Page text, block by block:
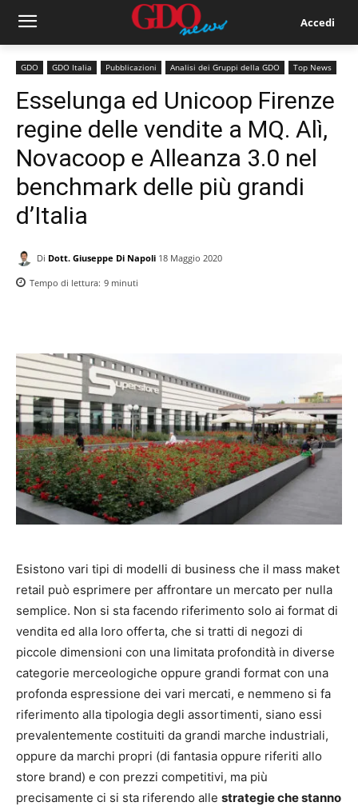
Accedi
GDO GDO Italia Pubblicazioni Analisi dei Gruppi della GDO Top News
Esselunga ed Unicoop Firenze
regine delle vendite a MQ. Alì,
Novacoop e Alleanza 3.0 nel
benchmark delle più grandi
d’Italia
Di Dott. Giuseppe Di Napoli 18 Maggio 2020
Tempo di lettura: 9 minuti
Esistono vari tipi di modelli di business che il mass maket
retail può esprimere per affrontare un mercato per nulla
semplice. Non si sta facendo riferimento solo ai format di
vendita ed alla loro offerta, che si tratti di negozi di
piccole dimensioni con una limitata profondità in diverse
categorie merceologiche oppure grandi format con una
profonda espressione dei vari mercati, e nemmeno si fa
riferimento alla tipologia degli assortimenti, siano essi
prevalentemente costituiti da grandi marche industriali,
oppure da marchi propri (di fantasia oppure riferiti allo
store brand) e con prezzi competitivi, ma più
precisamente ci si sta riferendo alle strategie che stanno